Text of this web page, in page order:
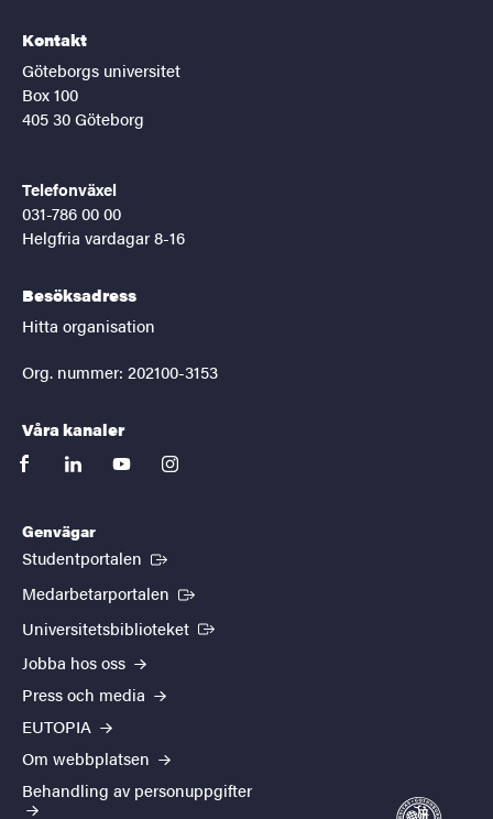
Kontakt
Göteborgs universitet
Box 100
405 30 Göteborg
Telefonväxel
031-786 00 00
Helgfria vardagar 8-16
Besöksadress
Hitta organisation
Org. nummer: 202100-3153
Våra kanaler
facebooklinkedinyoutubeinstagram
Genvägar
Studentportalen (Extern länk)
Medarbetarportalen (Extern länk)
Universitetsbiblioteket (Extern länk)
Jobba hos oss
Press och media
EUTOPIA
Om webbplatsen
Behandling av personuppgifter